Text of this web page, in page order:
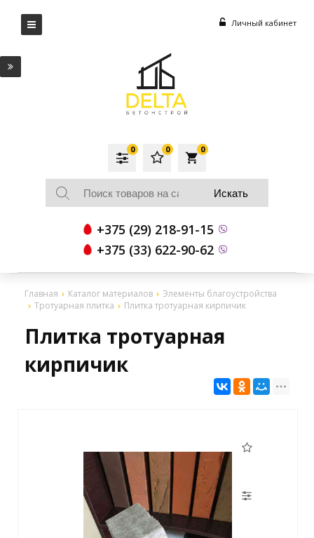
Личный кабинет
local_grocery_store
0
0
0
+375 (29) 218-91-15
+375 (33) 622-90-62
Главная Каталог материалов
Элементы благоустройства
Тротуарная плитка
Плитка тротуарная кирпичик
Плитка тротуарная
кирпичик